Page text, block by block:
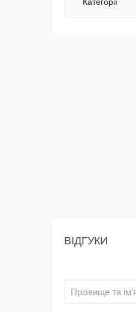
Категорії
ВІДГУКИ